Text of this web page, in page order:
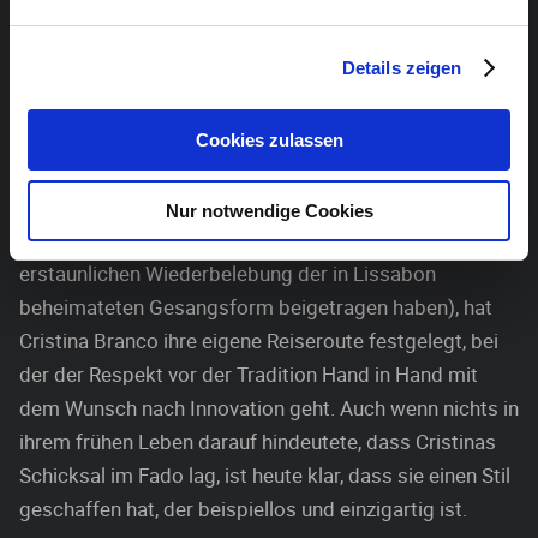
Details zeigen
Cookies zulassen
Nur notwendige Cookies
Beziehung zwischen den Texten und der dem Fado
innewohnenden Musikalität zu schaffen. Cristina
Branco ruft alle Emotionen hervor, die dieses Genre zu
bieten hat. Zusammen mit anderen jungen Musikern,
die seit Mitte der 1990er Jahre im Fado ihre eigene Art
gefunden haben, sich auszudrücken (und damit zu einer
erstaunlichen Wiederbelebung der in Lissabon
beheimateten Gesangsform beigetragen haben), hat
Cristina Branco ihre eigene Reiseroute festgelegt, bei
der der Respekt vor der Tradition Hand in Hand mit
dem Wunsch nach Innovation geht. Auch wenn nichts in
ihrem frühen Leben darauf hindeutete, dass Cristinas
Schicksal im Fado lag, ist heute klar, dass sie einen Stil
geschaffen hat, der beispiellos und einzigartig ist.